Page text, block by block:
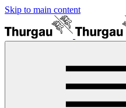
Skip to main content